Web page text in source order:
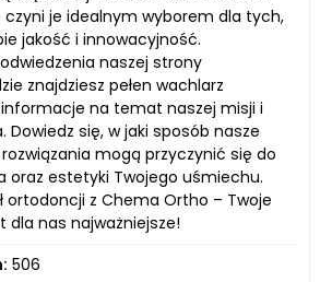
czyni je idealnym wyborem dla tych,
jakość i innowacyjność.
naszej strony
znajdziesz pełen wachlarz
na temat naszej misji i
Dowiedz się, w jaki sposób nasze
mogą przyczynić się do
oraz estetyki Twojego uśmiechu.
ortodoncji z Chema Ortho – Twoje
dla nas najważniejsze!
506